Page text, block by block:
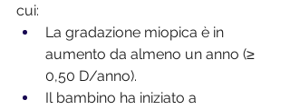
cui:
La gradazione miopica è in
aumento da almeno un anno (≥
0,50 D/anno).
Il bambino ha iniziato a